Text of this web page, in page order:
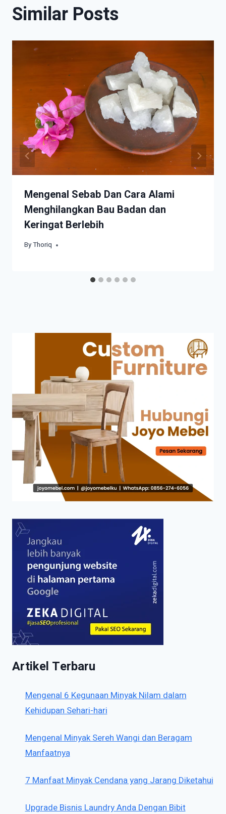
Similar Posts
Mengenal Sebab Dan Cara Alami
Menghilangkan Bau Badan dan
Keringat Berlebih
ByThoriq
March 18, 2024
Artikel Terbaru
Mengenal 6 Kegunaan Minyak Nilam dalam
Kehidupan Sehari-hari
Mengenal Minyak Sereh Wangi dan Beragam
Manfaatnya
7 Manfaat Minyak Cendana yang Jarang Diketahui
Upgrade Bisnis Laundry Anda Dengan Bibit